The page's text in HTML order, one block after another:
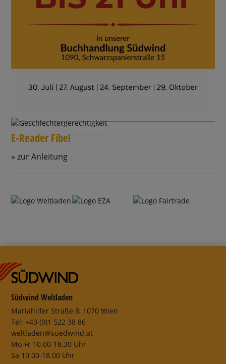
E-Reader Fibel
zur Anleitung
Südwind Weltladen
Mariahilfer Straße 8, 1070 Wien
Tel: +43 (0)1 522 38 86
weltladen@suedwind.at
Mo-Fr 10.00-18.30 Uhr
Sa 10.00-18.00 Uhr